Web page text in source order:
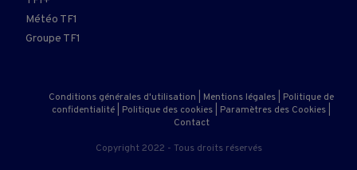
Météo TF1
Groupe TF1
Conditions générales d'utilisation Mentions légales
Politique de
confidentialité
Politique des cookies Paramètres des Cookies
Contact
Copyright 2022 - Tous droits réservés